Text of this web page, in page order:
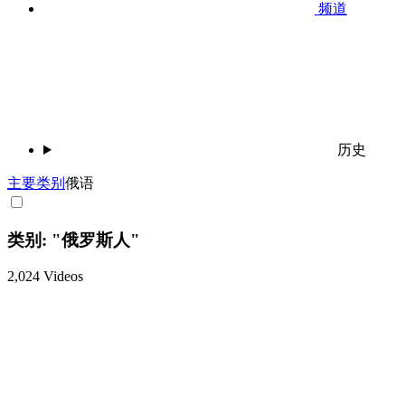
频道
历史
主要类别 俄语
类别: "俄罗斯人"
2,024 Videos